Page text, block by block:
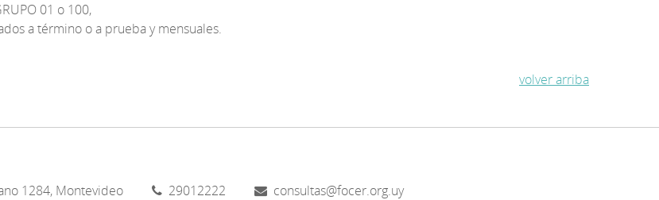
01 o 100,
a término o a prueba y mensuales.
volver arriba
1284, Montevideo 29012222 consultas@focer.org.uy